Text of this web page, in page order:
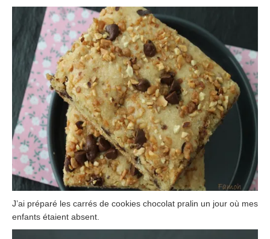
J’ai préparé les carrés de cookies chocolat pralin un jour où mes
enfants étaient absent.